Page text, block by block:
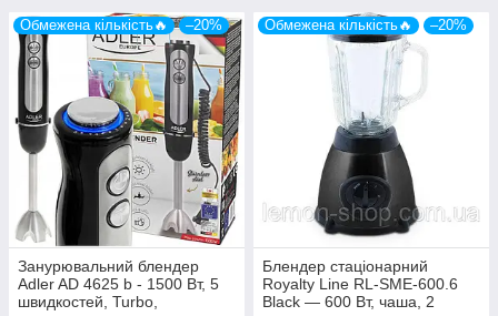
Обмежена кількість🔥 –20%
Занурювальний блендер
Adler AD 4625 b - 1500 Вт, 5
швидкостей, Turbo,
Обмежена кількість🔥 –20%
Блендер стаціонарний
Royalty Line RL-SME-600.6
Black — 600 Вт, чаша, 2